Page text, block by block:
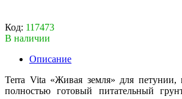
Код: 117473
В наличии
Описание
Terra Vita «Живая земля» для петунии,
полностью готовый питательный